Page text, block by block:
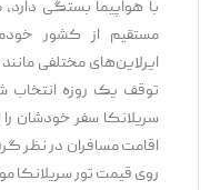
با هواپیما بستگی
مستقیم از کشور خودمان
ایرلاین‌های مختلفی
توقف یک روزه انتخاب
سریلانکا سفر خودشان را
اقامت مسافران در نظر
روی قیمت تور سریلانکا